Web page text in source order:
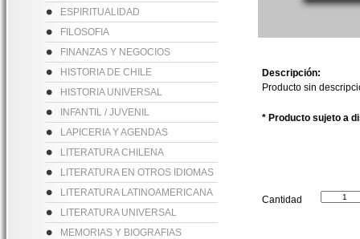
ESPIRITUALIDAD
FILOSOFIA
FINANZAS Y NEGOCIOS
HISTORIA DE CHILE
HISTORIA UNIVERSAL
INFANTIL / JUVENIL
LAPICERIA Y AGENDAS
LITERATURA CHILENA
LITERATURA EN OTROS IDIOMAS
LITERATURA LATINOAMERICANA
LITERATURA UNIVERSAL
MEMORIAS Y BIOGRAFIAS
Descripción:
Producto sin
* Producto sujeto a
Cantidad